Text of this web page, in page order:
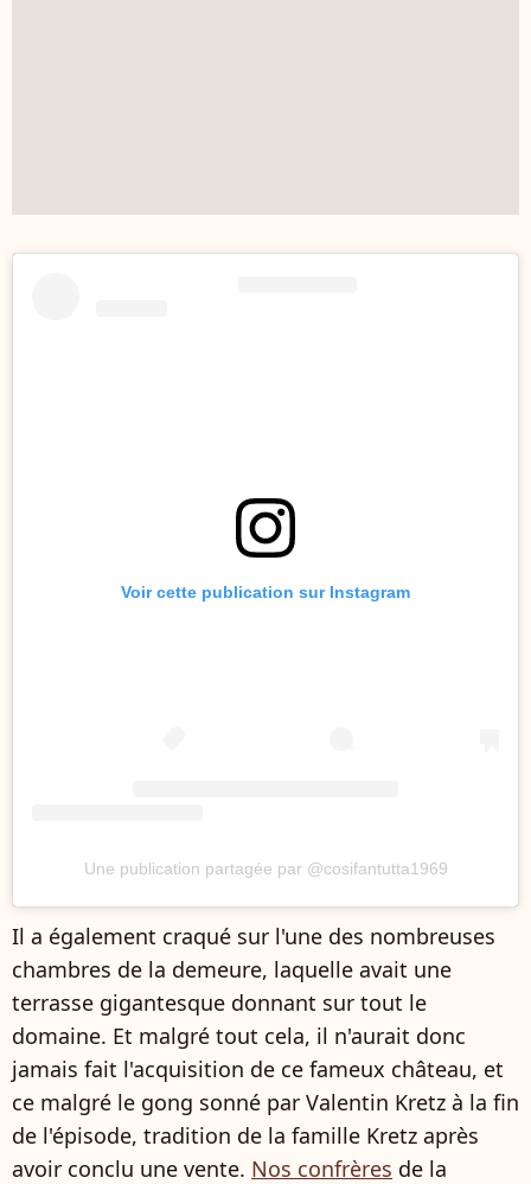
Voir cette publication sur Instagram
Une publication partagée par @cosifantutta1969
Il a également craqué sur l'une des nombreuses
chambres de la demeure, laquelle avait une
terrasse gigantesque donnant sur tout le
domaine. Et malgré tout cela, il n'aurait donc
jamais fait l'acquisition de ce fameux château, et
ce malgré le gong sonné par Valentin Kretz à la fin
de l'épisode, tradition de la famille Kretz après
avoir conclu une vente. Nos confrères de la